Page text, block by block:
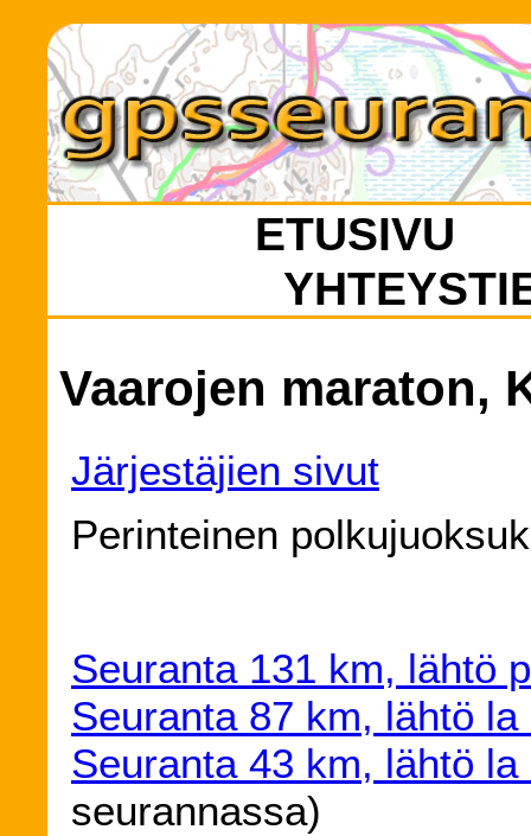
ETUSIVU
Vaarojen maraton,
Järjestäjien sivut
Perinteinen
Seuranta 131 km, lähtö
Seuranta 87 km, lähtö la
Seuranta 43 km, lähtö la
seurannassa)